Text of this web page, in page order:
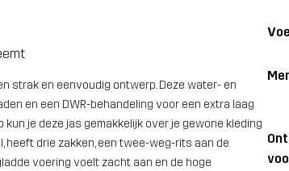
strak en eenvoudig ontwerp. Deze water- en
en een DWR-behandeling voor een extra laag
je deze jas gemakkelijk over je gewone kleding
heeft drie zakken, een twee-weg-rits aan de
voering voelt zacht aan en de hoge